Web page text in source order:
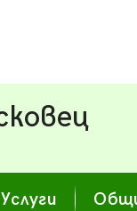
Услуги